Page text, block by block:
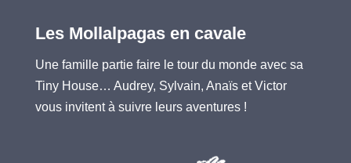
Les Mollalpagas en cavale
Une famille partie faire le tour du monde avec sa
Tiny House… Audrey, Sylvain, Anaïs et Victor
vous invitent à suivre leurs aventures !